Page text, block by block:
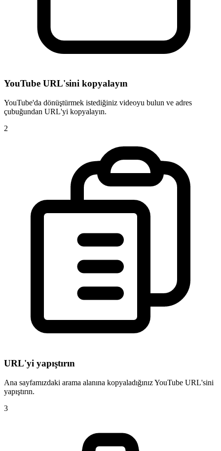
YouTube URL'sini kopyalayın
YouTube'da dönüştürmek istediğiniz videoyu bulun ve adres
çubuğundan URL'yi kopyalayın.
2
URL'yi yapıştırın
Ana sayfamızdaki arama alanına kopyaladığınız YouTube URL'sini
yapıştırın.
3